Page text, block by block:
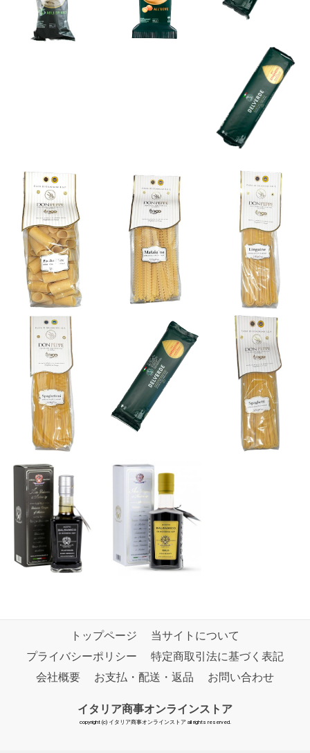
トップページ
当サイトについて
プライバシーポリシー
特定商取引法に基づく表記
会社概要
お支払・配送・返品 お問い合わせ
イタリア商事オンラインストア
copyright (c) イタリア商事オンラインストア all rights reserved.